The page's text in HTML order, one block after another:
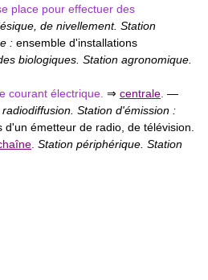
place pour effectuer des
de nivellement. Station
: ensemble d'installations
biologiques. Station agronomique.
courant électrique. ⇒ centrale. —
Station d'émission :
d'un émetteur de radio, de télévision.
. Station périphérique. Station